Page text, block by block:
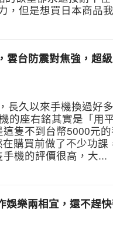
，但是想買日本商品
台防震對焦強，超
長久以來手機換過好
的座右銘其實是「用
隻不到台幣5000元
購買前做了不少功課
機的評價很高，大...
娛樂兩相宜，還不趕